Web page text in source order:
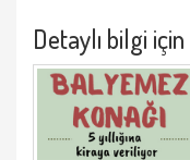
Detaylı bilgi için